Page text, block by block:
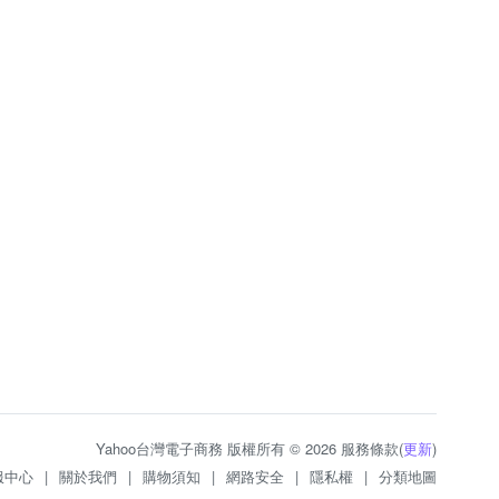
Yahoo台灣電子商務 版權所有 © 2026 服務條款(更新)
中心 | 關於我們 | 購物須知 | 網路安全 | 隱私權 | 分類地圖